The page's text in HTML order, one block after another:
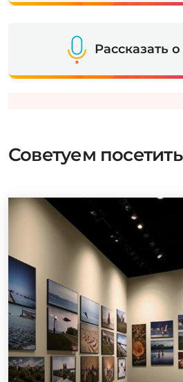
Рассказать
Советуем посетить